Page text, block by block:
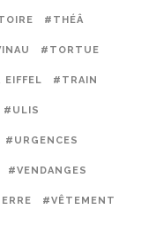
#THÉÂ
#TORTUE
#TRAIN
#ULIS
#URGENCES
#VENDANGES
#VÊTEMENT